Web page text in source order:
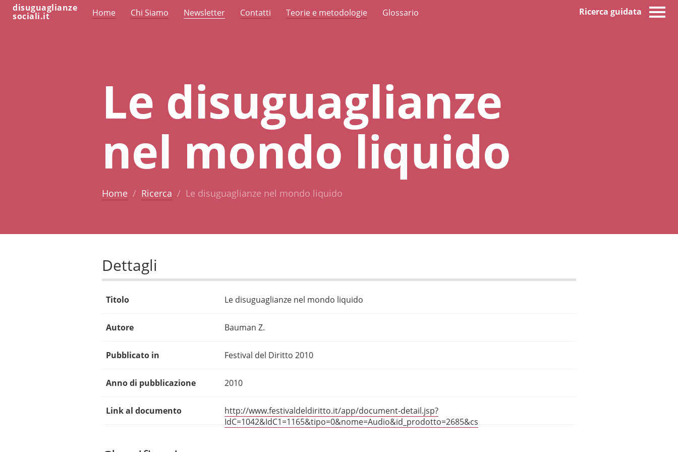
disuguaglianze
sociali.it Home Chi Siamo Newsletter Contatti Teorie e metodologie Glossario Ricerca guidata
Le disuguaglianze
nel mondo liquido
Home Ricerca Le disuguaglianze nel mondo liquido
Dettagli
Titolo Le disuguaglianze nel mondo liquido
Autore Bauman Z.
Pubblicato in Festival del Diritto 2010
Anno di pubblicazione 2010
Link al documento
http://www.festivaldeldiritto.it/app/document-detail.jsp?
IdC=1042&IdC1=1165&tipo=0&nome=Audio&id_prodotto=2685&cs